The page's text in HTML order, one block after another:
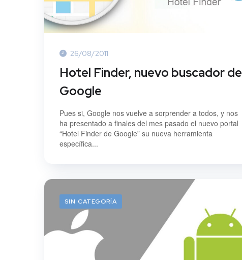
26/08/2011
Hotel Finder, nuevo buscador de
Google
Pues si, Google nos vuelve a sorprender a todos, y nos
ha presentado a finales del mes pasado el nuevo portal
“Hotel Finder de Google” su nueva herramienta
específica...
SIN CATEGORÍA